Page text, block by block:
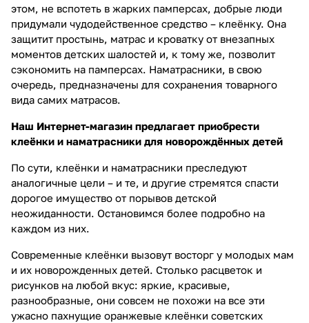
этом, не вспотеть в жарких памперсах, добрые люди
придумали чудодейственное средство – клеёнку. Она
защитит простынь, матрас и кроватку от внезапных
моментов детских шалостей и, к тому же, позволит
сэкономить на памперсах. Наматрасники, в свою
очередь, предназначены для сохранения товарного
вида самих матрасов.
Наш Интернет-магазин предлагает приобрести
клеёнки и наматрасники для новорождённых детей
По сути, клеёнки и наматрасники преследуют
аналогичные цели – и те, и другие стремятся спасти
дорогое имущество от порывов детской
неожиданности. Остановимся более подробно на
каждом из них.
Современные клеёнки вызовут восторг у молодых мам
и их новорожденных детей. Столько расцветок и
рисунков на любой вкус: яркие, красивые,
разнообразные, они совсем не похожи на все эти
ужасно пахнущие оранжевые клеёнки советских